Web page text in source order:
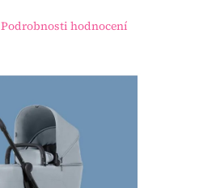
Podrobnosti hodnocení